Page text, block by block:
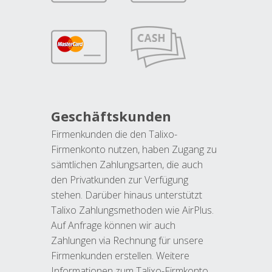
Geschäftskunden
Firmenkunden die den Talixo-
Firmenkonto nutzen, haben Zugang zu
sämtlichen Zahlungsarten, die auch
den Privatkunden zur Verfügung
stehen. Darüber hinaus unterstützt
Talixo Zahlungsmethoden wie AirPlus.
Auf Anfrage können wir auch
Zahlungen via Rechnung für unsere
Firmenkunden erstellen. Weitere